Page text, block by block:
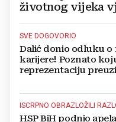
životnog vijeka
SVE DOGOVORIO
Dalić donio odluku o
karijere! Poznato
reprezentaciju
ISCRPNO OBRAZLOŽILI
HSP BiH podnio